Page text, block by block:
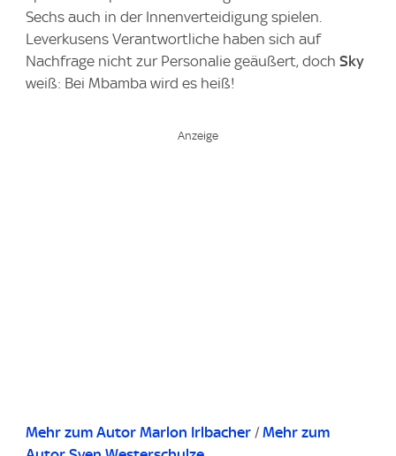
Sechs auch in der Innenverteidigung spielen.
Leverkusens Verantwortliche haben sich auf
Nachfrage nicht zur Personalie geäußert, doch Sky
weiß: Bei Mbamba wird es heiß!
Mehr zum Autor Marlon Irlbacher / Mehr zum